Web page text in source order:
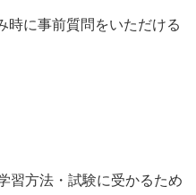
時に事前質問をいただける
習方法・試験に受かるため